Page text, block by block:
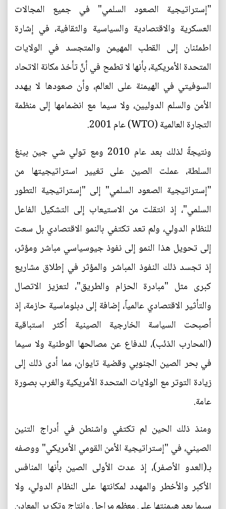
"إستراتيجية الصعود السلمي" في جميع المجالات
العسكرية والاقتصادية والسياسية والثقافية، في إشارة
اطمئنان إلى القطب المهيمن والمتجسد في الولايات
المتحدة الأمريكية، بأنها لا تطمح في أنَّ تأخذ مكانة الاتحاد
السوفيتي في الهيمنة على العالم، وأن صعودها لا يهدد
الأمن والسلم الدوليين، ولا سيما مع انضمامها إلى منظمة
التجارة العالمية (WTO) عام 2001.
ونتيجةً لذلك بعد عام 2010 ومع تولي شي جين بينغ
السلطة، عملت الصين على تغيير استراتيجيتها من
"إستراتيجية الصعود السلمي" إلى "إستراتيجية التطور
السلمي"، إذ انتقلت من الاستيعاب إلى التشكيل الفاعل
للنظام الدولي، ولم تعد تكتفي بالنمو الاقتصادي بل سعت
إلى تحويل هذا النمو إلى نفوذ جيوسياسي مباشر ومؤثر،
إذ تجسد ذلك النفوذ المباشر والمؤثر في إطلاق مشاريع
كبرى مثل "مبادرة الحزام والطريق"، لتعزيز الاتصال
والتأثير الاقتصادي عالمياً، إضافة إلى دبلوماسية حازمة، إذ
أصبحت السياسة الخارجية الصينية أكثر استباقية
(المحارب الذئب)، للدفاع عن مصالحها الوطنية ولا سيما
في بحر الصين الجنوبي وقضية تايوان، مما أدى ذلك إلى
زيادة التوتر مع الولايات المتحدة الأمريكية والغرب بصورة
عامة.
ومنذ ذلك الحين لم تكتفي واشنطن في أدراج التنين
الصيني، في "إستراتيجية الأمن القومي الأمريكي" ووصفه
بـ(العدو الأصفر)، إذ عدت الأولى الصين بأنها المنافس
الأكبر والأخطر والمهدد لمكانتها على النظام الدولي، ولا